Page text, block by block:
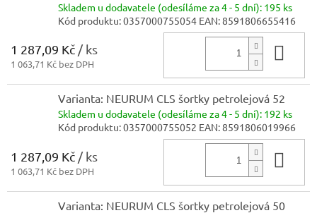
Skladem u dodavatele (odesíláme za 4 - 5 dní): 195 ks
Kód produktu:0357000755054 EAN:8591806655416
1 287,09 Kč / ks
1 063,71 Kč bez DPH
Varianta: NEURUM CLS šortky petrolejová 52
Skladem u dodavatele (odesíláme za 4 - 5 dní): 192 ks
Kód produktu:0357000755052 EAN:8591806019966
1 287,09 Kč / ks
1 063,71 Kč bez DPH
Varianta: NEURUM CLS šortky petrolejová 50